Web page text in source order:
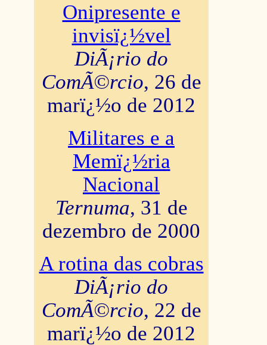
Onipresente e
invisï¿½vel
DiÃ¡rio do
ComÃ©rcio, 26 de
marï¿½o de 2012
Militares e a
Memï¿½ria
Nacional
Ternuma, 31 de
dezembro de 2000
A rotina das cobras
DiÃ¡rio do
ComÃ©rcio, 22 de
marï¿½o de 2012